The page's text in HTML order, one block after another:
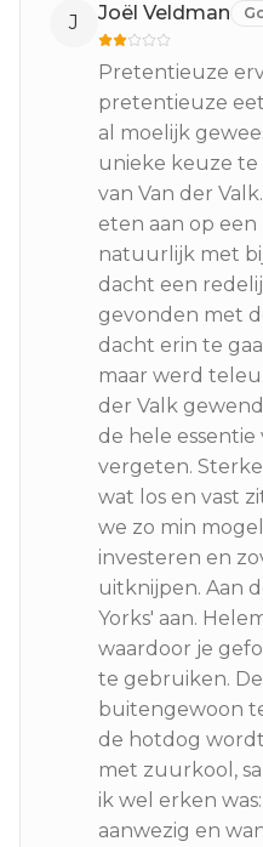
J Joël Veldman
Pretentieuze
pretentieuze
al moelijk
unieke keuze
van Van der
eten aan op
natuurlijk met
dacht een
gevonden met
dacht erin te
maar werd
der Valk
de hele
vergeten.
wat los en vast
we zo min
investeren en
uitknijpen. Aan
Yorks' aan.
waardoor je
te gebruiken.
buitengewoon
de hotdog
met zuurkool,
ik wel erken
aanwezig en